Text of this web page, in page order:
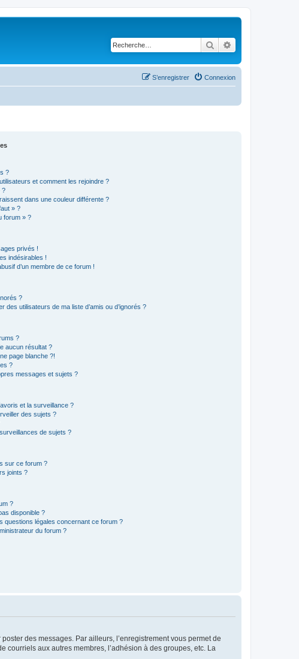
Rechercher
Connexion
S’enregistrer
?
et comment les rejoindre ?
?
dans une couleur différente ?
» ?
forum » ?
privés !
indésirables !
d’un membre de ce forum !
?
des utilisateurs de ma liste d’amis ou d’ignorés ?
?
aucun résultat ?
page blanche ?!
?
messages et sujets ?
et la surveillance ?
des sujets ?
de sujets ?
sur ce forum ?
joints ?
?
disponible ?
questions légales concernant ce forum ?
du forum ?
des messages. Par ailleurs, l’enregistrement vous permet de
aux autres membres, l’adhésion à des groupes, etc. La